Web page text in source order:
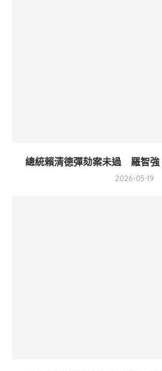
總統賴清德彈劾案未過 羅智強
2026-05-19